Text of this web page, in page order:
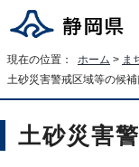
現在の位置： ホーム > ま
土砂災害警戒区域等の候
土砂災害